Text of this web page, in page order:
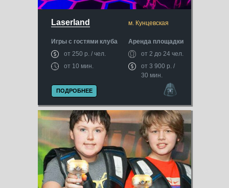
Laserland м. Кунцевская
ПОДРОБНЕЕ
от 2 до 24 чел.
от 250 р. / чел.
от 10 мин.
Игры с гостями клуба Аренда площадки
от 3 900 р. /
30 мин.